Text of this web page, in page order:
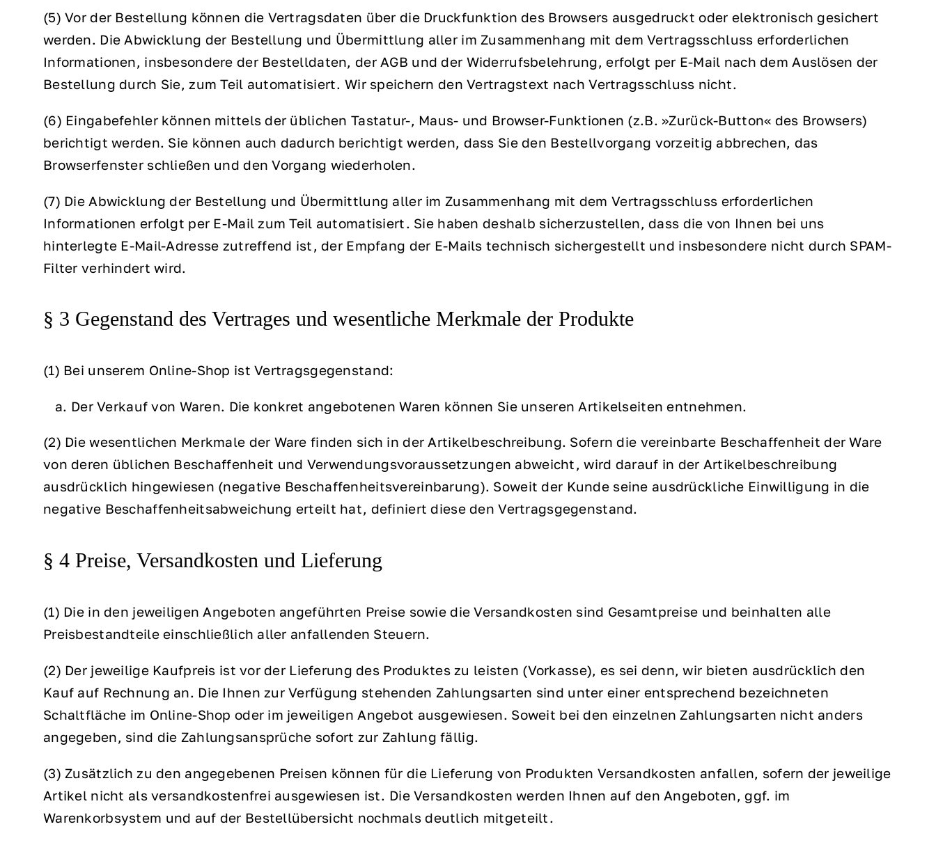
(5) Vor der Bestellung können die Vertragsdaten über die Druckfunktion des Browsers ausgedruckt oder elektronisch gesichert
werden. Die Abwicklung der Bestellung und Übermittlung aller im Zusammenhang mit dem Vertragsschluss erforderlichen
Informationen, insbesondere der Bestelldaten, der AGB und der Widerrufsbelehrung, erfolgt per E-Mail nach dem Auslösen der
Bestellung durch Sie, zum Teil automatisiert. Wir speichern den Vertragstext nach Vertragsschluss nicht.
(6) Eingabefehler können mittels der üblichen Tastatur-, Maus- und Browser-Funktionen (z.B. »Zurück-Button« des Browsers)
berichtigt werden. Sie können auch dadurch berichtigt werden, dass Sie den Bestellvorgang vorzeitig abbrechen, das
Browserfenster schließen und den Vorgang wiederholen.
(7) Die Abwicklung der Bestellung und Übermittlung aller im Zusammenhang mit dem Vertragsschluss erforderlichen
Informationen erfolgt per E-Mail zum Teil automatisiert. Sie haben deshalb sicherzustellen, dass die von Ihnen bei uns
hinterlegte E-Mail-Adresse zutreffend ist, der Empfang der E-Mails technisch sichergestellt und insbesondere nicht durch SPAM-
Filter verhindert wird.
§ 3 Gegenstand des Vertrages und wesentliche Merkmale der Produkte
(1) Bei unserem Online-Shop ist Vertragsgegenstand:
Der Verkauf von Waren. Die konkret angebotenen Waren können Sie unseren Artikelseiten entnehmen.
(2) Die wesentlichen Merkmale der Ware finden sich in der Artikelbeschreibung. Sofern die vereinbarte Beschaffenheit der Ware
von deren üblichen Beschaffenheit und Verwendungsvoraussetzungen abweicht, wird darauf in der Artikelbeschreibung
ausdrücklich hingewiesen (negative Beschaffenheitsvereinbarung). Soweit der Kunde seine ausdrückliche Einwilligung in die
negative Beschaffenheitsabweichung erteilt hat, definiert diese den Vertragsgegenstand.
§ 4 Preise, Versandkosten und Lieferung
(1) Die in den jeweiligen Angeboten angeführten Preise sowie die Versandkosten sind Gesamtpreise und beinhalten alle
Preisbestandteile einschließlich aller anfallenden Steuern.
(2) Der jeweilige Kaufpreis ist vor der Lieferung des Produktes zu leisten (Vorkasse), es sei denn, wir bieten ausdrücklich den
Kauf auf Rechnung an. Die Ihnen zur Verfügung stehenden Zahlungsarten sind unter einer entsprechend bezeichneten
Schaltfläche im Online-Shop oder im jeweiligen Angebot ausgewiesen. Soweit bei den einzelnen Zahlungsarten nicht anders
angegeben, sind die Zahlungsansprüche sofort zur Zahlung fällig.
(3) Zusätzlich zu den angegebenen Preisen können für die Lieferung von Produkten Versandkosten anfallen, sofern der jeweilige
Artikel nicht als versandkostenfrei ausgewiesen ist. Die Versandkosten werden Ihnen auf den Angeboten, ggf. im
Warenkorbsystem und auf der Bestellübersicht nochmals deutlich mitgeteilt.